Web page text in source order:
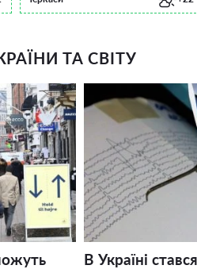
ТА СВІТУ
В Україні